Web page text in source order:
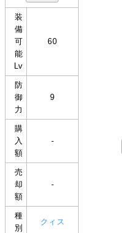
装
備
可
能
Lv
60
防
御
力
9
購
入
額
-
売
却
額
-
種
別
クィス